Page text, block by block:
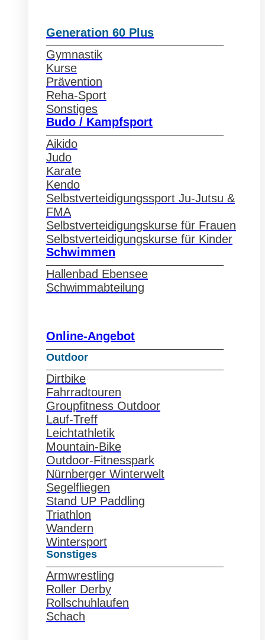
Generation 60 Plus
Gymnastik
Kurse
Prävention
Reha-Sport
Sonstiges
Budo / Kampfsport
Aikido
Judo
Karate
Kendo
Selbstverteidigungssport Ju-Jutsu &
FMA
Selbstverteidigungskurse für Frauen
Selbstverteidigungskurse für Kinder
Schwimmen
Hallenbad Ebensee
Schwimmabteilung
Online-Angebot
Outdoor
Dirtbike
Fahrradtouren
Groupfitness Outdoor
Lauf-Treff
Leichtathletik
Mountain-Bike
Outdoor-Fitnesspark
Nürnberger Winterwelt
Segelfliegen
Stand UP Paddling
Triathlon
Wandern
Wintersport
Sonstiges
Armwrestling
Roller Derby
Rollschuhlaufen
Schach